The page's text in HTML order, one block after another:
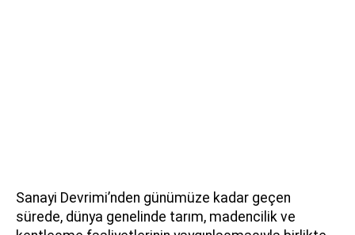
Sanayi Devrimi’nden günümüze kadar geçen
sürede, dünya genelinde tarım, madencilik ve